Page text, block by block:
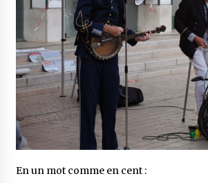
En un mot comme en cent :